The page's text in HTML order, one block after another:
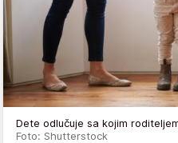
Dete odlučuje sa kojim
Foto: Shutterstock